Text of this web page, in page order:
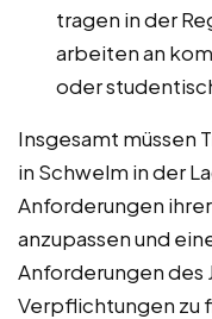
tragen in der
arbeiten an
oder
Insgesamt müssen
in Schwelm in der
Anforderungen
anzupassen und
Anforderungen des
Verpflichtungen zu